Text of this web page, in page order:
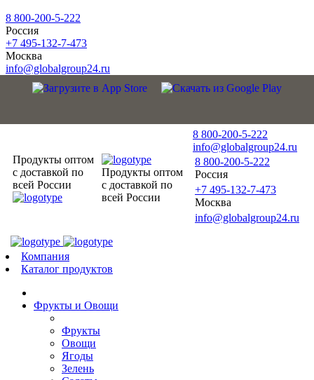
8 800-200-5-222
Россия
+7 495-132-7-473
Москва
info@globalgroup24.ru
Продукты оптом
с доставкой по
всей России
Продукты оптом
с доставкой по
всей России
8 800-200-5-222
info@globalgroup24.ru
8 800-200-5-222
Россия
+7 495-132-7-473
Москва
info@globalgroup24.ru
Компания
Каталог продуктов
Фрукты и Овощи
Фрукты
Овощи
Ягоды
Зелень